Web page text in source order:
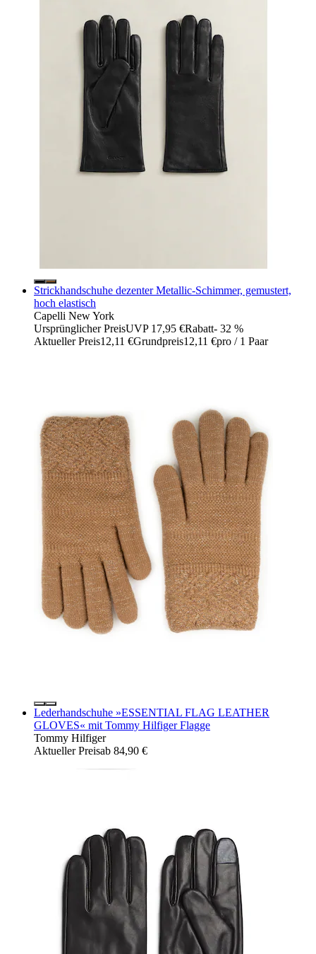
Strickhandschuhe dezenter Metallic-Schimmer, gemustert,
hoch elastisch
Capelli New York
Ursprünglicher PreisUVP 17,95 €Rabatt- 32 %
Aktueller Preis12,11 €Grundpreis12,11 €pro / 1 Paar
Lederhandschuhe »ESSENTIAL FLAG LEATHER
GLOVES« mit Tommy Hilfiger Flagge
Tommy Hilfiger
Aktueller Preisab 84,90 €